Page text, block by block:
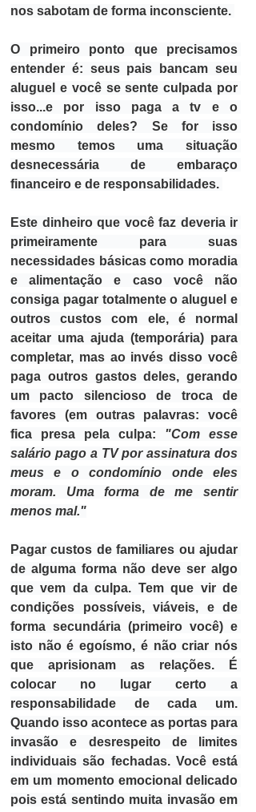
nos sabotam de forma inconsciente.
O primeiro ponto que precisamos
entender é: seus pais bancam seu
aluguel e você se sente culpada por
isso...e por isso paga a tv e o
condomínio deles? Se for isso
mesmo temos uma situação
desnecessária de embaraço
financeiro e de responsabilidades.
primeiramente para suas
necessidades básicas como moradia
e alimentação e caso você não
consiga pagar totalmente o aluguel e
outros custos com ele, é normal
aceitar uma ajuda (temporária) para
completar, mas ao invés disso você
paga outros gastos deles, gerando
um pacto silencioso de troca de
favores (em outras palavras: você
fica presa pela culpa: "Com esse
salário pago a TV por assinatura dos
meus e o condomínio onde eles
moram. Uma forma de me sentir
menos mal."
Pagar custos de familiares ou ajudar
de alguma forma não deve ser algo
que vem da culpa. Tem que vir de
condições possíveis, viáveis, e de
forma secundária (primeiro você) e
isto não é egoísmo, é não criar nós
que aprisionam as relações. É
colocar no lugar certo a
responsabilidade de cada um.
Quando isso acontece as portas para
invasão e desrespeito de limites
individuais são fechadas. Você está
em um momento emocional delicado
pois está sentindo muita invasão em